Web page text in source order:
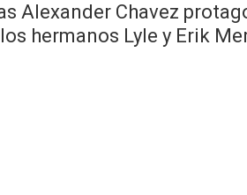
Alexander Chavez
hermanos Lyle y Erik